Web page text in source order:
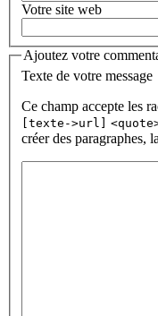
Votre site web
Ajoutez votre
Texte de votre message
Ce champ accepte les
[texte->url]
créer des paragraphes,